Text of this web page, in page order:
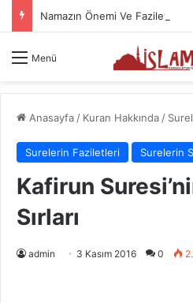
Namazın Önemi Ve Fazileti
Menü
Anasayfa/ Kuran Hakkında/
Surelerin Faziletleri Surelerin
Kafirun
Sırları
admin 3 Kasım 2016 0